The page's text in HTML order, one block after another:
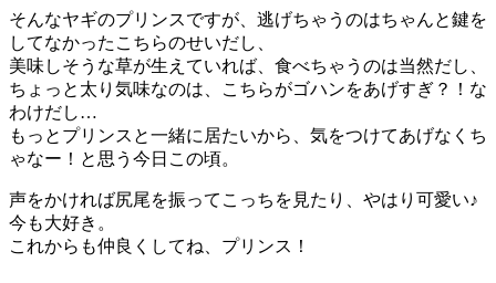
そんなヤギのプリンスですが、逃げちゃうのはちゃんと鍵を
してなかったこちらのせいだし、
美味しそうな草が生えていれば、食べちゃうのは当然だし、
ちょっと太り気味なのは、こちらがゴハンをあげすぎ？！な
わけだし…
もっとプリンスと一緒に居たいから、気をつけてあげなくち
ゃなー！と思う今日この頃。
声をかければ尻尾を振ってこっちを見たり、やはり可愛い♪
今も大好き。
これからも仲良くしてね、プリンス！